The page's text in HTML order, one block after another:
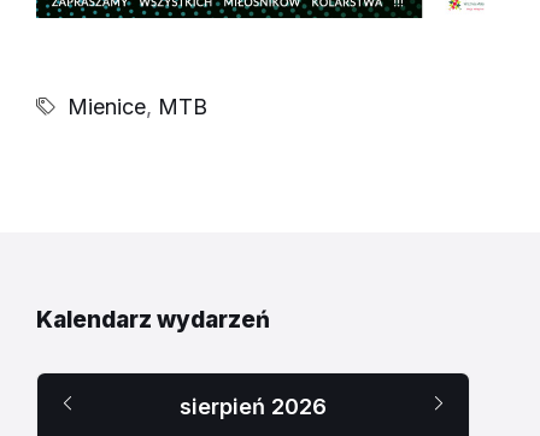
Mienice, MTB
Kalendarz wydarzeń
sierpień 2026